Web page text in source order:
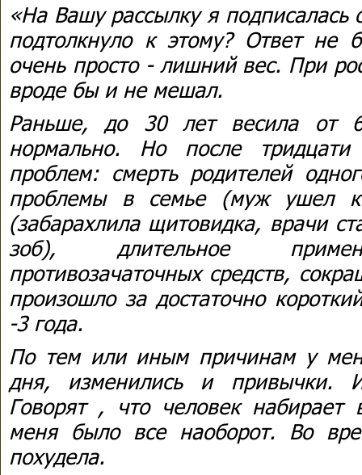
«На Вашу рассылку я подписалась
подтолкнуло к этому? Ответ не
очень просто - лишний вес. При
вроде бы и не мешал.
Раньше, до 30 лет весила от
нормально. Но после
проблем: смерть родителей
проблемы в семье (муж ушел к
(забарахлила щитовидка, врачи
зоб), длительное
противозачаточных средств,
произошло за достаточно
-3 года.
По тем или иным причинам у
дня, изменились и привычки.
Говорят , что человек набирает
меня было все наоборот. Во
похудела.